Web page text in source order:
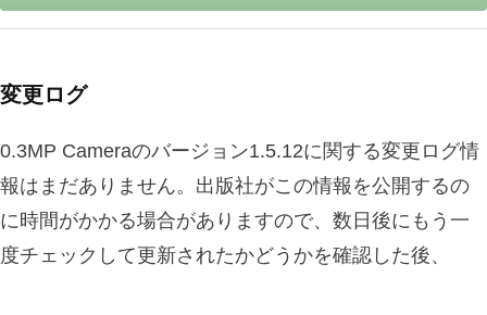
変更ログ
0.3MP Cameraのバージョン1.5.12に関する変更ログ情
報はまだありません。出版社がこの情報を公開するの
に時間がかかる場合がありますので、数日後にもう一
度チェックして更新されたかどうかを確認した後、